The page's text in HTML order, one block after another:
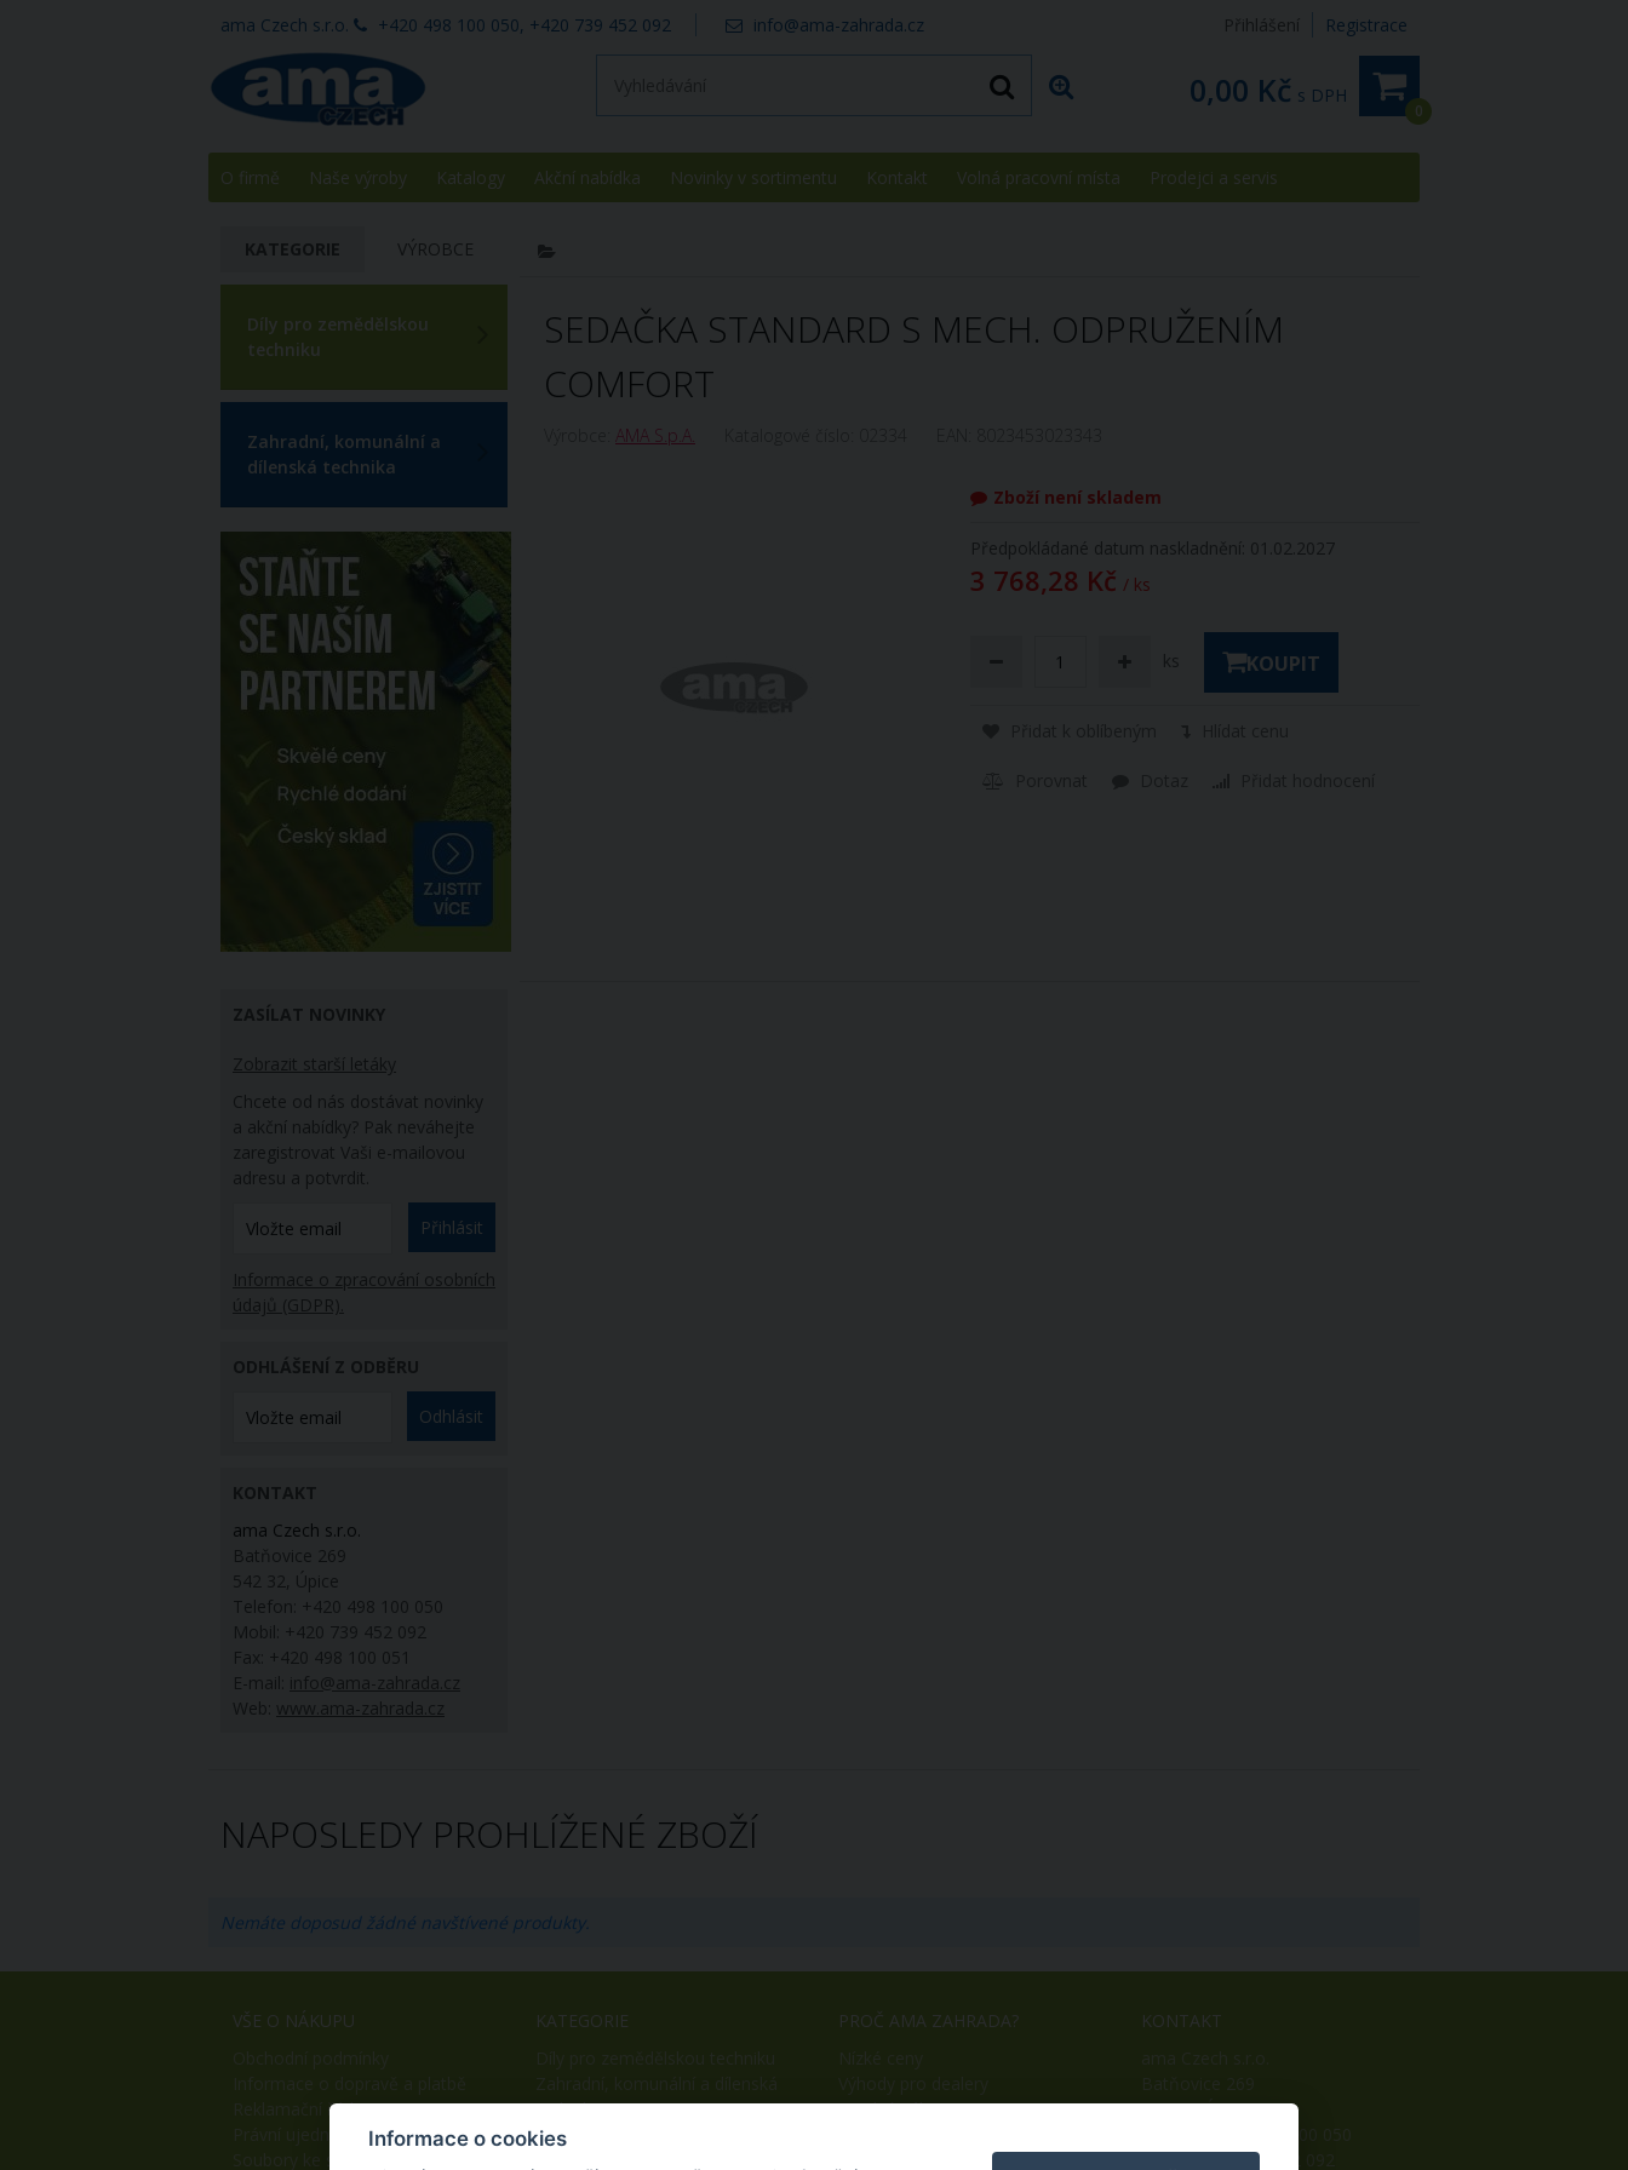
Přihlášení Registrace
ama Czech s.r.o. +420 498 100 050, +420 739 452 092 info@ama-zahrada.cz
0
0,00 Kč s DPH
O firmě Naše výroby Katalogy Akční nabídka Novinky v sortimentu Kontakt Volná pracovní místa Prodejci a servis
SEDAČKA STANDARD S MECH. ODPRUŽENÍM
COMFORT
AMA S.p.A.
Zboží není skladem
Předpokládané datum naskladnění: 01.02.2027
3 768,28 Kč / ks
ks KOUPIT
KATEGORIE VÝROBCE
Díly pro zemědělskou
techniku
Zahradní, komunální a
dílenská technika
ZASÍLAT NOVINKY
Zobrazit starší letáky
Chcete od nás dostávat novinky
a akční nabídky? Pak neváhejte
zaregistrovat Vaši e-mailovou
adresu a potvrdit.
Přihlásit
Informace o zpracování osobních
údajů (GDPR).
ODHLÁŠENÍ Z ODBĚRU
Odhlásit
KONTAKT
ama Czech s.r.o.
Batňovice 269
542 32, Úpice
Telefon: +420 498 100 050
Mobil: +420 739 452 092
Fax: +420 498 100 051
E-mail: info@ama-zahrada.cz
Web:
www.ama-zahrada.cz
NAPOSLEDY PROHLÍŽENÉ ZBOŽÍ
Nemáte doposud žádné navštívené produkty.
VŠE O NÁKUPU
Reklamační řád
KATEGORIE
technika
PROČ AMA ZAHRADA?
Snadný nákup
KONTAKT
542 32, Úpice
Mobil: +420 739 452 092
Informace o cookies